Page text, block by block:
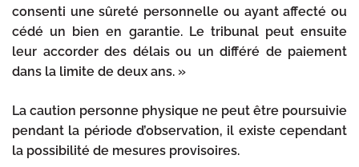
consenti une sûreté personnelle ou ayant affecté ou
cédé un bien en garantie. Le tribunal peut ensuite
leur accorder des délais ou un différé de paiement
dans la limite de deux ans. »
La caution personne physique ne peut être poursuivie
pendant la période d’observation, il existe cependant
la possibilité de mesures provisoires.